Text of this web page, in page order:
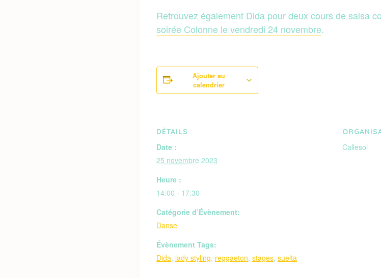
Retrouvez également Dida pour deux cours de salsa
soirée Colonne le vendredi 24 novembre.
Ajouter au
calendrier
DÉTAILS
Date :
25 novembre 2023
Heure :
14:00 - 17:30
Catégorie d’Évènement:
Danse
Évènement Tags:
Dida, lady styling, reggaeton, stages, suelta
Callesol